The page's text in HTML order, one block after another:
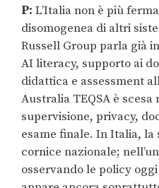
P: L’Italia non è più
disomogenea di altri
Russell Group parla già
AI literacy, supporto ai
didattica e assessment
Australia TEQSA è
supervisione, privacy,
esame finale. In Italia, la
cornice nazionale;
osservando le policy